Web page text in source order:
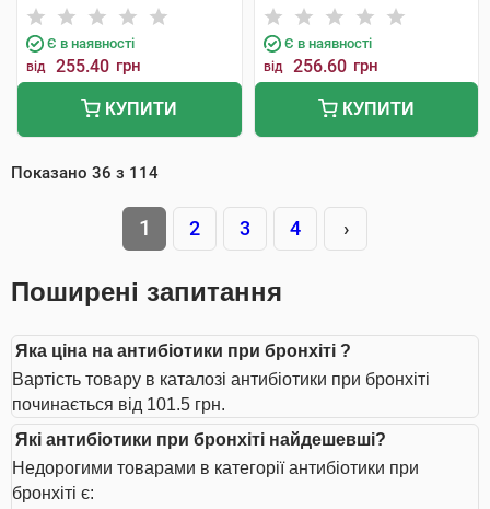
Є в наявності
від 255.40 грн
КУПИТИ
Є в наявності
від 256.60 грн
КУПИТИ
Показано 36 з 114
1 2 3 4 ›
Поширені запитання
Яка ціна на антибіотики при бронхіті ?
Вартість товару в каталозі антибіотики при бронхіті
починається від 101.5 грн.
Які антибіотики при бронхіті найдешевші?
Недорогими товарами в категорії антибіотики при
бронхіті є: